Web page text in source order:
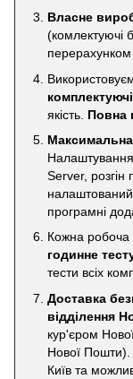
Власне
(комлектуючі
перерахунком
комплектуючі
якість. Повна
Максимальна
Налаштування
Server,
налаштований
програмні
Кожна робоча
годинне
тести всіх
Доставка
відділення
кур'єром
Нової Пошти).
Київ та